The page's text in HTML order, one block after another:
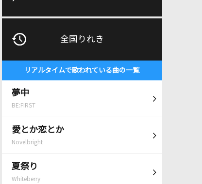
全国りれき
リアルタイムで歌われている曲の一覧
夢中
BE:FIRST
愛とか恋とか
Novelbright
夏祭り
Whiteberry